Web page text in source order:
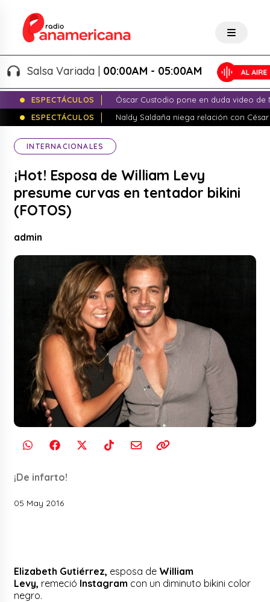
Salsa Variada |00:00AM - 05:00AM
ESPECTÁCULOS
Óscar Custodio pone en duda video de
ESPECTÁCULOS
Naldy Saldaña niega relación con
INTERNACIONALES
¡Hot! Esposa de William Levy
presume curvas en tentador bikini
(FOTOS)
admin
¡De infarto!
05 May 2016
Elizabeth Gutiérrez, esposa de William
Levy, remeció Instagram con un diminuto bikini color
negro.